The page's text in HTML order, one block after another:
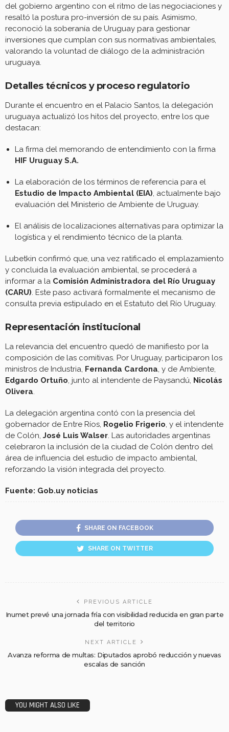
del gobierno argentino con el ritmo de las negociaciones y
resaltó la postura pro-inversión de su país. Asimismo,
reconoció la soberanía de Uruguay para gestionar
inversiones que cumplan con sus normativas ambientales,
valorando la voluntad de diálogo de la administración
uruguaya.
Detalles técnicos y proceso regulatorio
Durante el encuentro en el Palacio Santos, la delegación
uruguaya actualizó los hitos del proyecto, entre los que
destacan:
La firma del memorando de entendimiento con la firma
HIF Uruguay S.A.
La elaboración de los términos de referencia para el
Estudio de Impacto Ambiental (EIA), actualmente bajo
evaluación del Ministerio de Ambiente de Uruguay.
El análisis de localizaciones alternativas para optimizar la
logística y el rendimiento técnico de la planta.
Lubetkin confirmó que, una vez ratificado el emplazamiento
y concluida la evaluación ambiental, se procederá a
informar a la Comisión Administradora del Río Uruguay
(CARU). Este paso activará formalmente el mecanismo de
consulta previa estipulado en el Estatuto del Río Uruguay.
Representación institucional
La relevancia del encuentro quedó de manifiesto por la
composición de las comitivas. Por Uruguay, participaron los
ministros de Industria, Fernanda Cardona, y de Ambiente,
Edgardo Ortuño, junto al intendente de Paysandú, Nicolás
Olivera.
La delegación argentina contó con la presencia del
gobernador de Entre Ríos, Rogelio Frigerio, y el intendente
de Colón, José Luis Walser. Las autoridades argentinas
celebraron la inclusión de la ciudad de Colón dentro del
área de influencia del estudio de impacto ambiental,
reforzando la visión integrada del proyecto.
Fuente: Gob.uy noticias
SHARE ON FACEBOOK
SHARE ON TWITTER
PREVIOUS ARTICLE
Inumet prevé una jornada fría con visibilidad reducida en gran parte
del territorio
NEXT ARTICLE
Avanza reforma de multas: Diputados aprobó reducción y nuevas
escalas de sanción
YOU MIGHT ALSO LIKE